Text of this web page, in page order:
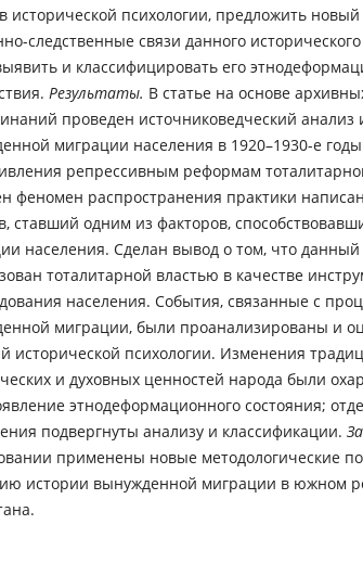
исторической психологии, предложить новый
следственные связи данного
и классифицировать его
Результаты. В статье на основе
проведен источниковедческий анализ
миграции населения в 1920–1930-е
репрессивным реформам
феномен распространения практики
ставший одним из факторов,
населения. Сделан вывод о том, что
тоталитарной властью в качестве
населения. События, связанные с
миграции, были проанализированы и
исторической психологии. Изменения
и духовных ценностей народа были
этнодеформационного состояния;
подвергнуты анализу и классификации.
применены новые методологические
истории вынужденной миграции в южном